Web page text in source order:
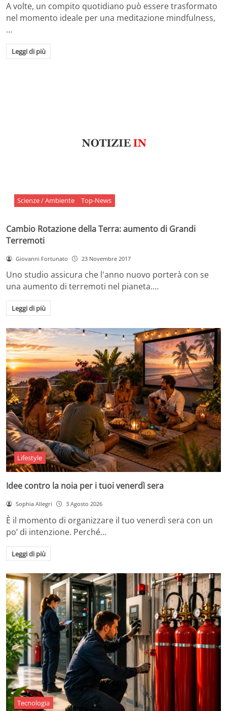
A volte, un compito quotidiano può essere trasformato
nel momento ideale per una meditazione mindfulness,
…
Leggi di più
Scienze / Ambiente Top-News
Cambio Rotazione della Terra: aumento di Grandi
Terremoti
Giovanni Fortunato 23 Novembre 2017
Uno studio assicura che l'anno nuovo porterà con se
una aumento di terremoti nel pianeta.…
Leggi di più
Lifestyle
Idee contro la noia per i tuoi venerdì sera
Sophia Allegri 3 Agosto 2026
È il momento di organizzare il tuo venerdì sera con un
po’ di intenzione. Perché…
Leggi di più
Tecnologia